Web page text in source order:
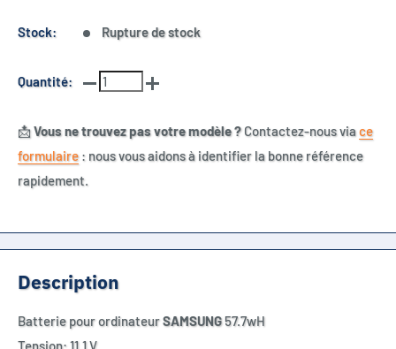
Stock: Rupture de stock
Quantité:
📩Vous ne trouvez pas votre modèle ?Contactez-nous viace
formulaire : nous vous aidons à identifier la bonne référence
rapidement.
Description
Batterie pour ordinateurSAMSUNG57.7wH